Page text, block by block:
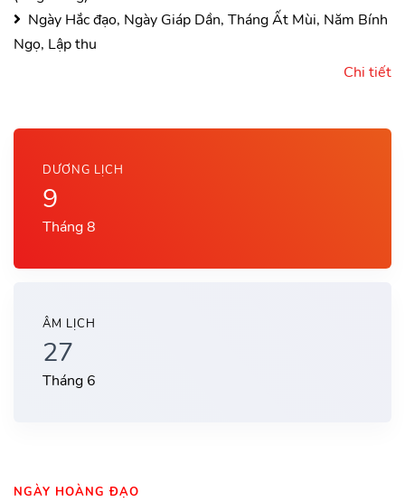
Ngày Hắc đạo, Ngày Giáp Dần, Tháng Ất Mùi, Năm Bính
Ngọ, Lập thu
Chi tiết
DƯƠNG LỊCH
9
Tháng 8
ÂM LỊCH
27
Tháng 6
NGÀY HOÀNG ĐẠO